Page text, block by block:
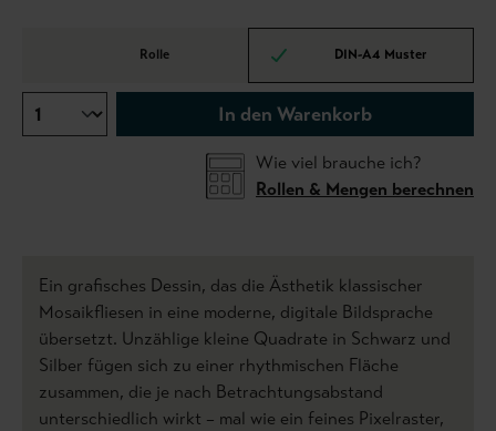
Rolle DIN-A4 Muster
In den Warenkorb
Wie viel brauche ich?
Rollen & Mengen berechnen
Ein grafisches Dessin, das die Ästhetik klassischer
Mosaikfliesen in eine moderne, digitale Bildsprache
übersetzt. Unzählige kleine Quadrate in Schwarz und
Silber fügen sich zu einer rhythmischen Fläche
zusammen, die je nach Betrachtungsabstand
unterschiedlich wirkt – mal wie ein feines Pixelraster,